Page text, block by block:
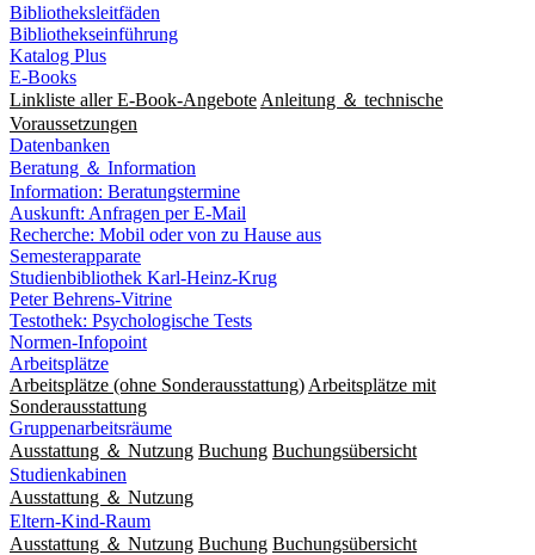
Bibliotheksleitfäden
Bibliothekseinführung
Katalog Plus
E-Books
Linkliste aller E-Book-Angebote Anleitung ＆ technische
Voraussetzungen
Datenbanken
Beratung ＆ Information
Information: Beratungstermine
Auskunft: Anfragen per E-Mail
Recherche: Mobil oder von zu Hause aus
Semesterapparate
Studienbibliothek Karl-Heinz-Krug
Peter Behrens-Vitrine
Testothek: Psychologische Tests
Normen-Infopoint
Arbeitsplätze
Arbeitsplätze (ohne Sonderausstattung) Arbeitsplätze mit
Sonderausstattung
Gruppenarbeitsräume
Ausstattung ＆ Nutzung Buchung Buchungsübersicht
Studienkabinen
Ausstattung ＆ Nutzung
Eltern-Kind-Raum
Ausstattung ＆ Nutzung Buchung Buchungsübersicht